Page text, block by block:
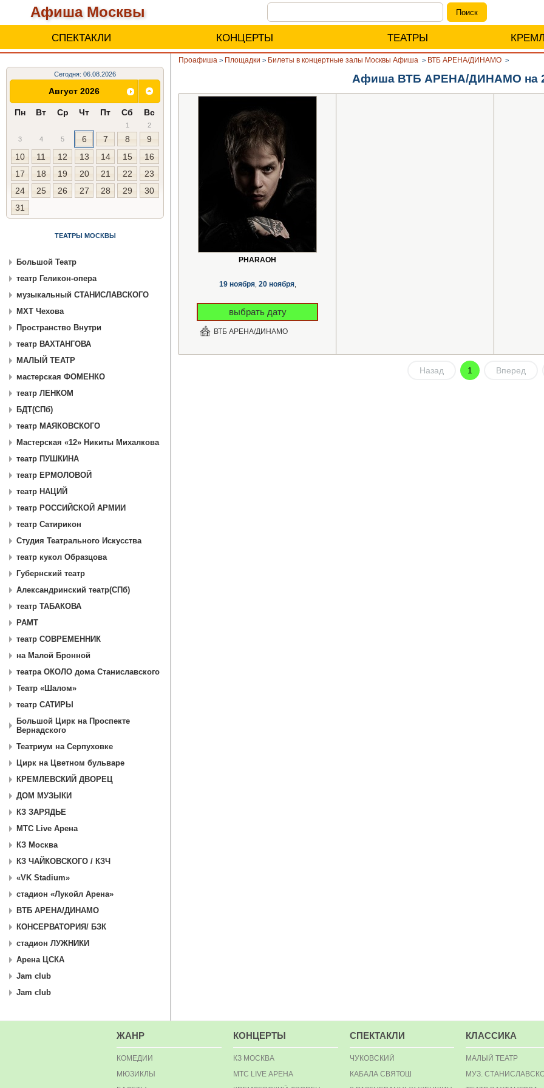
Афиша Москвы
СПЕКТАКЛИ КОНЦЕРТЫ ТЕАТРЫ
Сегодня: 06.08.2026
Август 2026
Пн Вт Ср Чт Пт Сб Вс
1
2
3
4 5 6 7 8
9
10
11 12 13 14 15
16
17
18 19 20 21 22
23
24
25 26 27 28 29
30
31
ТЕАТРЫ МОСКВЫ
Большой Театр
театр Геликон-опера
музыкальный СТАНИСЛАВСКОГО
МХТ Чехова
Пространство Внутри
театр ВАХТАНГОВА
МАЛЫЙ ТЕАТР
мастерская ФОМЕНКО
театр ЛЕНКОМ
БДТ(СПб)
театр МАЯКОВСКОГО
Мастерская «12» Никиты Михалкова
театр ПУШКИНА
театр ЕРМОЛОВОЙ
театр НАЦИЙ
театр РОССИЙСКОЙ АРМИИ
театр Сатирикон
Студия Театрального Искусства
театр кукол Образцова
Губернский театр
Александринский театр(СПб)
театр ТАБАКОВА
РАМТ
театр СОВРЕМЕННИК
на Малой Бронной
театра ОКОЛО дома Станиславского
Театр «Шалом»
театр САТИРЫ
Большой Цирк на Проспекте
Вернадского
Театриум на Серпуховке
Цирк на Цветном бульваре
КРЕМЛЕВСКИЙ ДВОРЕЦ
ДОМ МУЗЫКИ
КЗ ЗАРЯДЬЕ
МТС Live Арена
КЗ Москва
КЗ ЧАЙКОВСКОГО / КЗЧ
«VK Stadium»
стадион «Лукойл Арена»
ВТБ АРЕНА/ДИНАМО
КОНСЕРВАТОРИЯ/ БЗК
стадион ЛУЖНИКИ
Арена ЦСКА
Jam club
Jam club
Проафиша > Площадки > Билеты в концертные залы Москвы Афиша > ВТБ АРЕНА/ДИНАМО >
Афиша ВТБ АРЕНА/ДИНАМО на
PHARAOH
19 ноября, 20 ноября,
выбрать дату
ВТБ АРЕНА/ДИНАМО
Назад 1 Вперед
ЖАНР
КОМЕДИИ
МЮЗИКЛЫ
КОНЦЕРТЫ
КЗ МОСКВА
МТС LIVE АРЕНА
СПЕКТАКЛИ
ЧУКОВСКИЙ
КАБАЛА СВЯТОШ
КЛАССИКА
МАЛЫЙ ТЕАТР
МУЗ.